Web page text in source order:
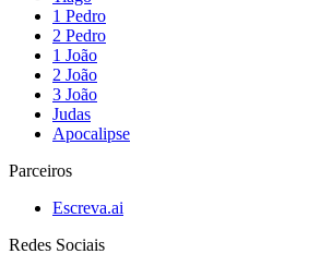
1 Pedro
2 Pedro
1 João
2 João
3 João
Judas
Apocalipse
Parceiros
Escreva.ai
Redes Sociais